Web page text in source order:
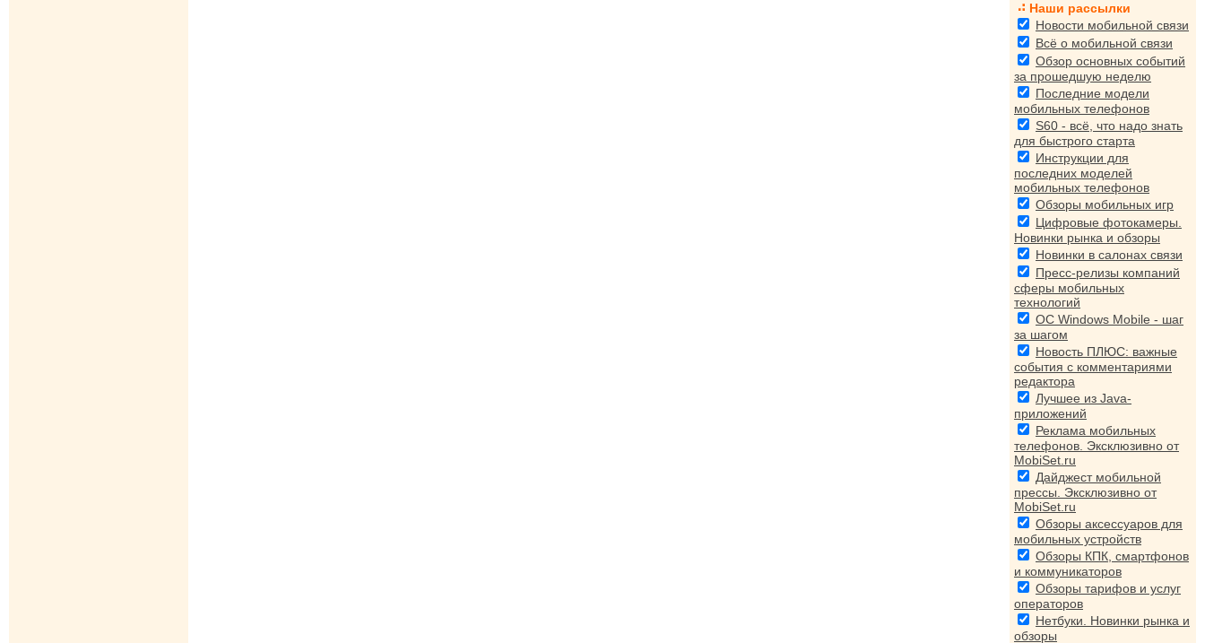
Наши рассылки
Новости мобильной связи
Всё о мобильной связи
Обзор основных событий
за прошедшую неделю
Последние модели
мобильных телефонов
S60 - всё, что надо знать
для быстрого старта
Инструкции для
последних моделей
мобильных телефонов
Обзоры мобильных игр
Цифровые фотокамеры.
Новинки рынка и обзоры
Новинки в салонах связи
Пресс-релизы компаний
сферы мобильных
технологий
ОС Windows Mobile - шаг
за шагом
Новость ПЛЮС: важные
события с комментариями
редактора
Лучшее из Java-
приложений
Реклама мобильных
телефонов. Эксклюзивно от
MobiSet.ru
Дайджест мобильной
прессы. Эксклюзивно от
MobiSet.ru
Обзоры аксессуаров для
мобильных устройств
Обзоры КПК, смартфонов
и коммуникаторов
Обзоры тарифов и услуг
операторов
Нетбуки. Новинки рынка и
обзоры